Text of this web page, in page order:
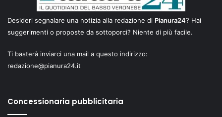
Desideri segnalare una notizia alla redazione di Pianura24? Hai
suggerimenti o proposte da sottoporci? Niente di più facile.
Ti basterà inviarci una mail a questo indirizzo:
redazione@pianura24.it
Concessionaria pubblicitaria